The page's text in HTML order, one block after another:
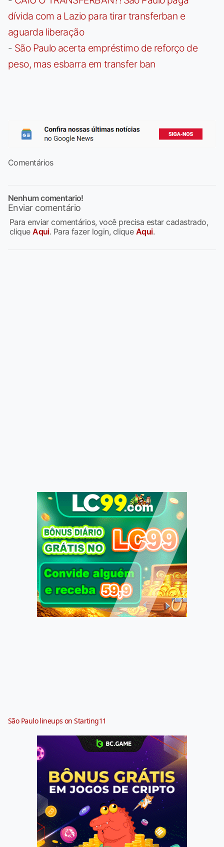
dívida com a Lazio para tirar transferban e
aguarda liberação
- São Paulo acerta empréstimo de reforço de
peso, mas esbarra em transfer ban
Comentários
Nenhum comentario!
Enviar comentário
Para enviar comentários, você precisa estar cadastrado,
cliqueAqui. Para fazer login, clique Aqui.
São Paulo lineups on Starting11